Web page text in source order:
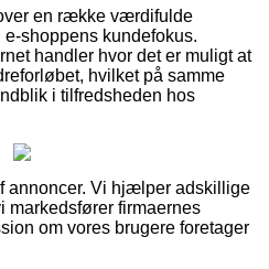
en række værdifulde
shoppens kundefokus.
handler hvor det er muligt at
hvilket på samme
i tilfredsheden hos
annoncer. Vi hjælper adskillige
markedsfører firmaernes
om vores brugere foretager